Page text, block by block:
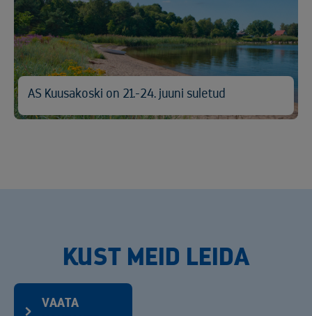
AS Kuusakoski on 21.-24. juuni suletud
KUST MEID LEIDA
VAATA